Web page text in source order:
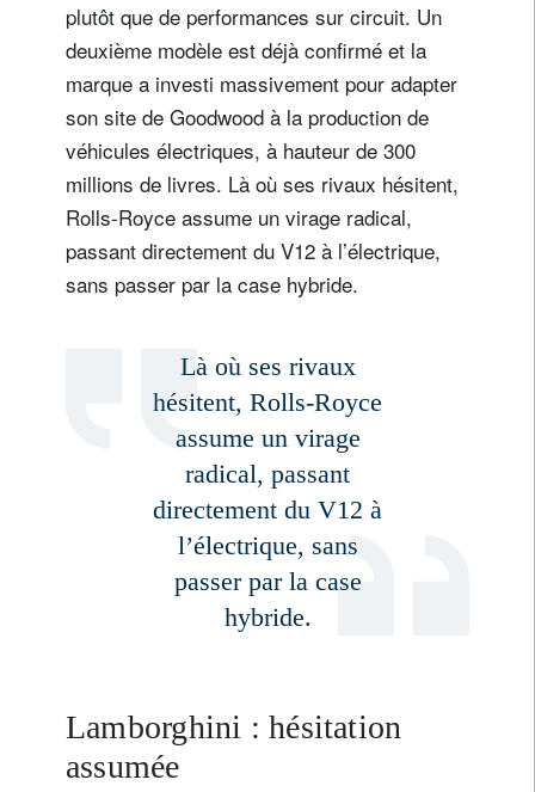
plutôt que de performances sur circuit. Un
deuxième modèle est déjà confirmé et la
marque a investi massivement pour adapter
son site de Goodwood à la production de
véhicules électriques, à hauteur de 300
millions de livres. Là où ses rivaux hésitent,
Rolls-Royce assume un virage radical,
passant directement du V12 à l’électrique,
sans passer par la case hybride.
Là où ses rivaux
hésitent, Rolls-Royce
assume un virage
radical, passant
directement du V12 à
l’électrique, sans
passer par la case
hybride.
Lamborghini : hésitation
assumée
S'inscrire à la newsletter